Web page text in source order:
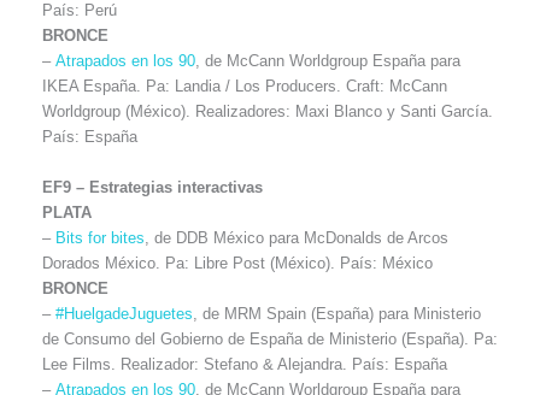
País: Perú
BRONCE
– Atrapados en los 90, de McCann Worldgroup España para
IKEA España. Pa: Landia / Los Producers. Craft: McCann
Worldgroup (México). Realizadores: Maxi Blanco y Santi García.
País: España
EF9 – Estrategias interactivas
PLATA
– Bits for bites , de DDB México para McDonalds de Arcos
Dorados México. Pa: Libre Post (México). País: México
BRONCE
– #HuelgadeJuguetes , de MRM Spain (España) para Ministerio
de Consumo del Gobierno de España de Ministerio (España). Pa:
Lee Films. Realizador: Stefano & Alejandra. País: España
– Atrapados en los 90 , de McCann Worldgroup España para